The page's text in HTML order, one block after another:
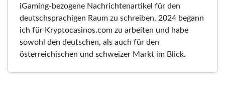
iGaming-bezogene Nachrichtenartikel für den
deutschsprachigen Raum zu schreiben. 2024 begann
ich für Kryptocasinos.com zu arbeiten und habe
sowohl den deutschen, als auch für den
österreichischen und schweizer Markt im Blick.